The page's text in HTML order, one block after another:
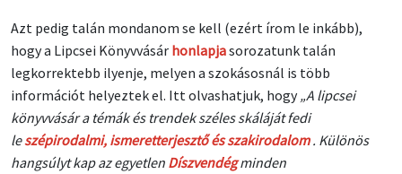
Azt pedig talán mondanom se kell (ezért írom le inkább),
hogy a Lipcsei Könyvvásár honlapjasorozatunk talán
legkorrektebb ilyenje, melyen a szokásosnál is több
információt helyeztek el. Itt olvashatjuk, hogy„A lipcsei
könyvvásár a témák és trendek széles skáláját fedi
leszépirodalmi, ismeretterjesztő és szakirodalom. Különös
hangsúlyt kap az egyetlen Díszvendégminden